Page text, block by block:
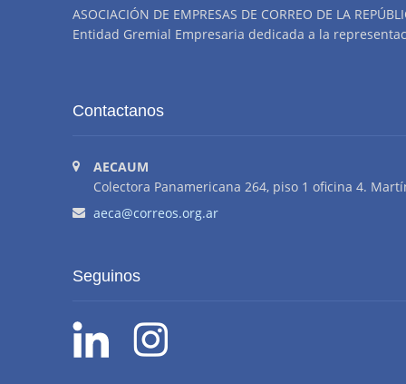
ASOCIACIÓN DE EMPRESAS DE CORREO DE LA
Entidad Gremial Empresaria dedicada a la
Contactanos
AECAUM
Colectora Panamericana 264, piso 1 oficina 4.
aeca@correos.org.ar
Seguinos